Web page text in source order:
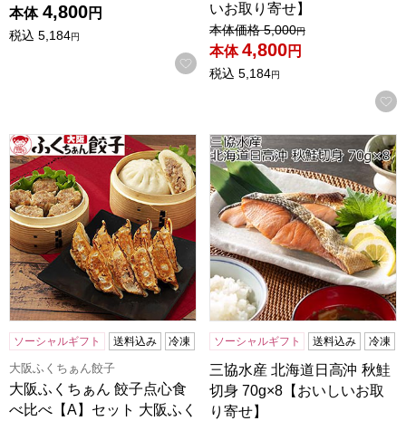
本体 4,800円
税込 5,184円
お気に入りに登録する
いお取り寄せ】
値引き前の価格：
本体価格 5,000円
本体 4,800円
税込 5,184円
大阪ふくちぁん 餃子点心食べ比べ【A】セット 大阪ふくち
ソーシャルギフト 送料込み 冷凍
大阪ふくちぁん餃子
大阪ふくちぁん 餃子点心食
べ比べ【A】セット 大阪ふく
三協水産 北海道日高沖 秋鮭
ソーシャルギフト 送料込み 冷凍
三協水産 北海道日高沖 秋鮭
切身 70g×8【おいしいお取
り寄せ】